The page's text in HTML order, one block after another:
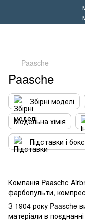
Paasche
Paasche
Збірні моделі
Модельна хімія
Підставки і
Компанія Paasche
фарбопульти,
З 1904 року Paasche
матеріали в